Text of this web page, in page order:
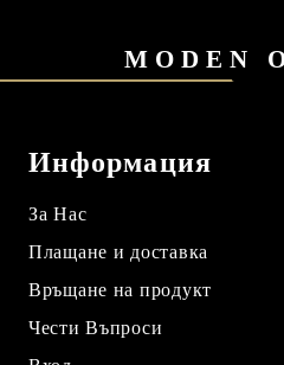
MODEN
Информация
За Нас
Плащане и доставка
Връщане на продукт
Чести Въпроси